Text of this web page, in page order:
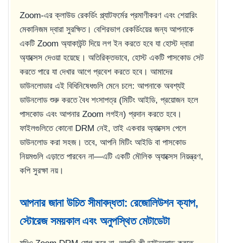
Zoom-এর ক্লাউড রেকর্ডিং প্ল্যাটফর্মের প্রমাণীকরণ এবং শেয়ারিং
মেকানিজম দ্বারা সুরক্ষিত। বেশিরভাগ রেকর্ডিংয়ের জন্য আপনাকে
একটি Zoom অ্যাকাউন্ট দিয়ে লগ ইন করতে হবে যা হোস্ট দ্বারা
অ্যাক্সেস দেওয়া হয়েছে। অতিরিক্তভাবে, হোস্ট একটি পাসকোড সেট
করতে পারে যা দেখার আগে প্রবেশ করতে হবে। আমাদের
ডাউনলোডার এই বিধিনিষেধগুলি মেনে চলে: আপনাকে অবশ্যই
ডাউনলোড শুরু করতে বৈধ শংসাপত্র (মিটিং আইডি, প্রয়োজন হলে
পাসকোড এবং আপনার Zoom লগইন) প্রদান করতে হবে।
ফাইলগুলিতে কোনো DRM নেই, তাই একবার অ্যাক্সেস পেলে
ডাউনলোড করা সহজ। তবে, আপনি মিটিং আইডি বা পাসকোড
নিয়মগুলি এড়াতে পারবেন না—এটি একটি মৌলিক অ্যাক্সেস নিয়ন্ত্রণ,
কপি সুরক্ষা নয়।
আপনার জানা উচিত সীমাবদ্ধতা: রেজোলিউশন ক্যাপ,
স্টোরেজ সময়কাল এবং অনুপস্থিত মেটাডেটা